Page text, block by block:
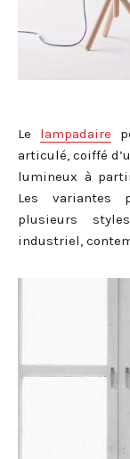
Le lampadaire
articulé, coiffé
lumineux à
Les variantes
plusieurs
industriel,